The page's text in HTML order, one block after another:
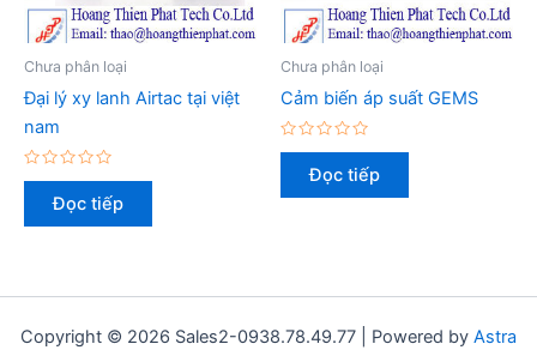
Chưa phân loại
Đại lý xy lanh Airtac tại việt
nam
Được
xếp
hạngĐọc tiếp
Chưa phân loại
Cảm biến áp suất GEMS
Được
xếp
hạngĐọc tiếp
Copyright © 2026 Sales2-0938.78.49.77 | Powered by Astra